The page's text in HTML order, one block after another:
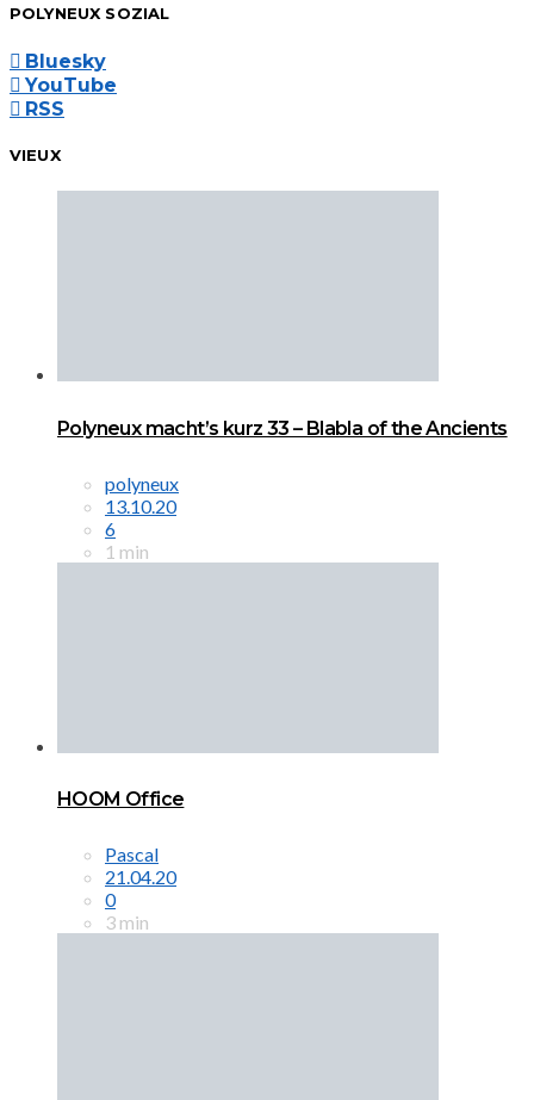
POLYNEUX SOZIAL
Bluesky
YouTube
RSS
VIEUX
Polyneux macht’s kurz 33 – Blabla of the Ancients
polyneux
13.10.20
6
1 min
HOOM Office
Pascal
21.04.20
0
3 min